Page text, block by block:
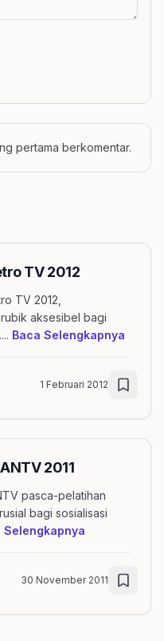
pertama berkomentar.
TV 2012
TV 2012,
aksesibel bagi
... Baca Selengkapnya
1 Februari 2012
2011
pasca-pelatihan
bagi sosialisasi
Selengkapnya
30 November 2011